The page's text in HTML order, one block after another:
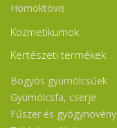
Homoktövis
Kozmetikumok
Kertészeti termékek
Bogyós gyümölcsűek
Gyümölcsfa, cserje
Fűszer és gyógynövény